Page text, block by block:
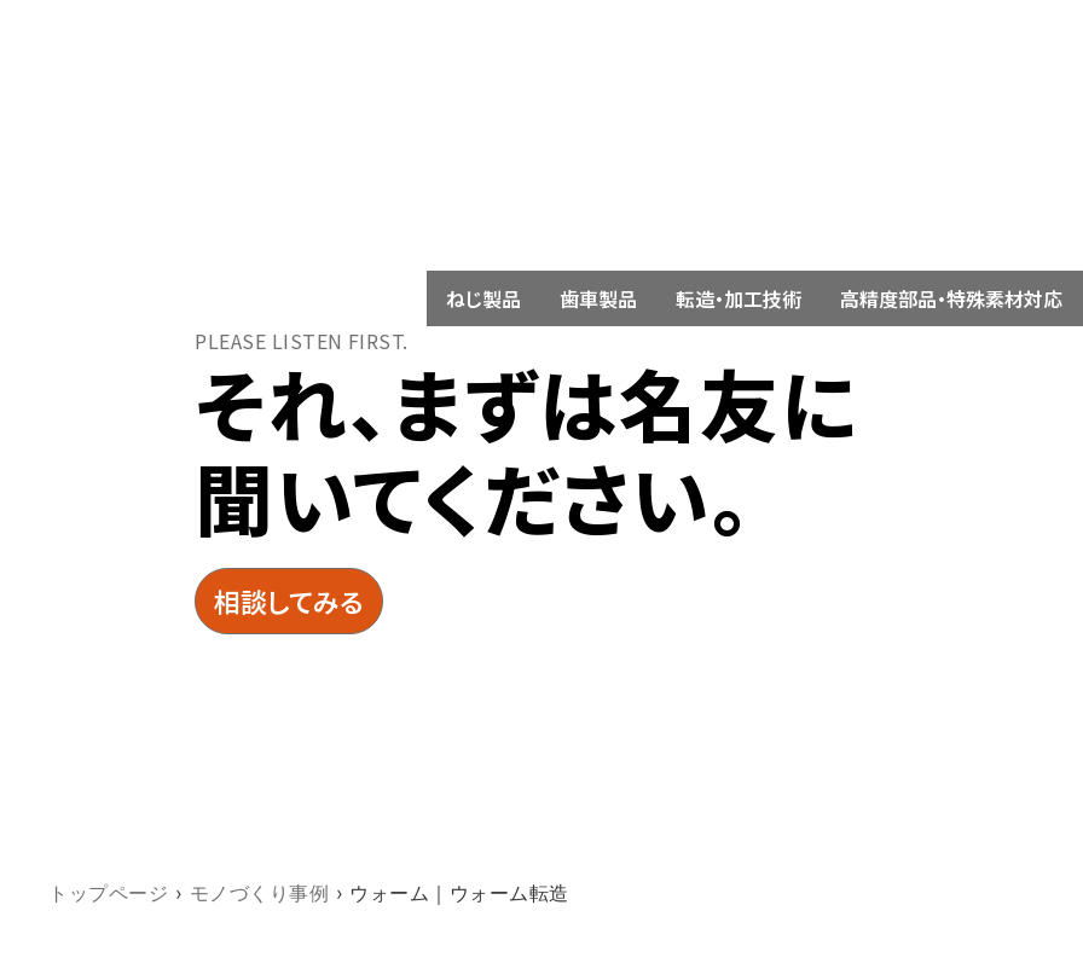
ねじ製品 歯車製品 転造・加工技術
高精度部品・特殊素材対応
PLEASE LISTEN FIRST.
それ、まずは名友に
聞いてください。
相談してみる
トップページ › モノづくり事例 › ウォーム｜ウォーム転造